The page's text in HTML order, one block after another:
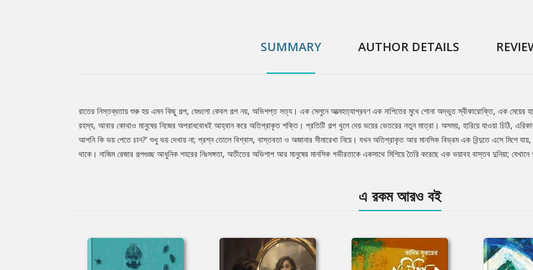
SUMMARY AUTHOR DETAILS
Tab
Article
রাতের নিস্তব্ধতায় শুরু হয় এমন কিছু গল্প, যেগুলো কেবল গল্প নয়, অভিশপ্ত সত্য। এক সেলুনে আত্মহত্যাপ্রবণ এক নাপিতের মুখে শোনা অদ্ভুত স্বীকারোক্তি, এক মেয়ের
রহস্য, আবার কোথাও মানুষের নিজের অপরাধবোধই আহ্বান করে অতিপ্রাকৃত শক্তি। প্রতিটি গল্প খুলে দেয় ভয়ের ভেতরের নতুন মাত্রা। অসময়, হারিয়ে যাওয়া চিঠি,
আপনি কি ভয় পেতে চান?' শুধু ভয় দেখায় না; প্রশ্ন তোলে বিশ্বাস, বাস্তবতা ও অজানার সীমারেখা নিয়ে। যখন অতিপ্রাকৃত আর মানসিক বিভ্রম এক বিন্দুতে এসে মিশে
থাকে। নাজিম রেজার গল্পগুচ্ছ আধুনিক শহরের নিঃসঙ্গতা, অতীতের অভিশাপ আর মানুষের মানসিক গভীরতাকে একসাথে মিশিয়ে তৈরি করেছে এক ভয়াবহ বাস্তব দুনিয়া;
এ রকম আরও বই